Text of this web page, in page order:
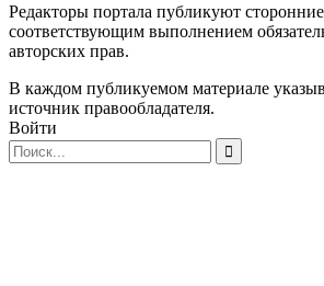
Редакторы портала публикуют
соответствующим выполнением
авторских прав.
В каждом публикуемом материале
источник правообладателя.
Войти